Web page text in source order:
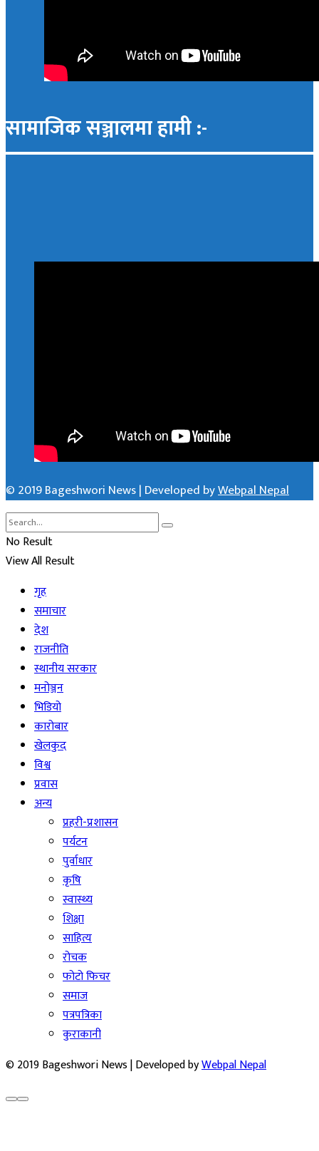
सामाजिक सञ्जालमा हामी :-
© 2019 Bageshwori News | Developed byWebpal Nepal
No Result
View All Result
गृह
समाचार
देश
राजनीति
स्थानीय सरकार
मनोञ्जन
भिडियो
कारोबार
खेलकुद
विश्व
प्रवास
अन्य
प्रहरी-प्रशासन
पर्यटन
पुर्वाधार
कृषि
स्वास्थ्य
शिक्षा
साहित्य
रोचक
फोटो फिचर
समाज
पत्रपत्रिका
कुराकानी
© 2019 Bageshwori News | Developed byWebpal Nepal